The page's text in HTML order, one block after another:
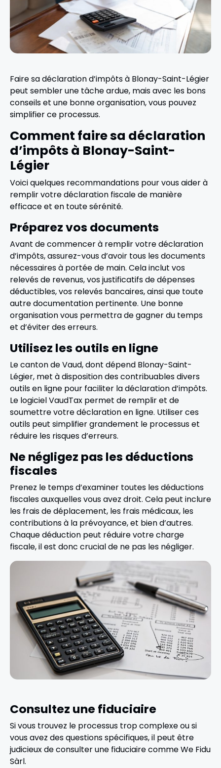
Faire sa déclaration d’impôts à Blonay-Saint-Légier
peut sembler une tâche ardue, mais avec les bons
conseils et une bonne organisation, vous pouvez
simplifier ce processus.
Comment faire sa déclaration
d’impôts à Blonay-Saint-
Légier
Voici quelques recommandations pour vous aider à
remplir votre déclaration fiscale de manière
efficace et en toute sérénité.
Préparez vos documents
Avant de commencer à remplir votre déclaration
d’impôts, assurez-vous d’avoir tous les documents
nécessaires à portée de main. Cela inclut vos
relevés de revenus, vos justificatifs de dépenses
déductibles, vos relevés bancaires, ainsi que toute
autre documentation pertinente. Une bonne
organisation vous permettra de gagner du temps
et d’éviter des erreurs.
Utilisez les outils en ligne
Le canton de Vaud, dont dépend Blonay-Saint-
Légier, met à disposition des contribuables divers
outils en ligne pour faciliter la déclaration d’impôts.
Le logiciel VaudTax permet de remplir et de
soumettre votre déclaration en ligne. Utiliser ces
outils peut simplifier grandement le processus et
réduire les risques d’erreurs.
Ne négligez pas les déductions
fiscales
Prenez le temps d’examiner toutes les déductions
fiscales auxquelles vous avez droit. Cela peut inclure
les frais de déplacement, les frais médicaux, les
contributions à la prévoyance, et bien d’autres.
Chaque déduction peut réduire votre charge
fiscale, il est donc crucial de ne pas les négliger.
Consultez une fiduciaire
Si vous trouvez le processus trop complexe ou si
vous avez des questions spécifiques, il peut être
judicieux de consulter une fiduciaire comme We Fidu
Sàrl.